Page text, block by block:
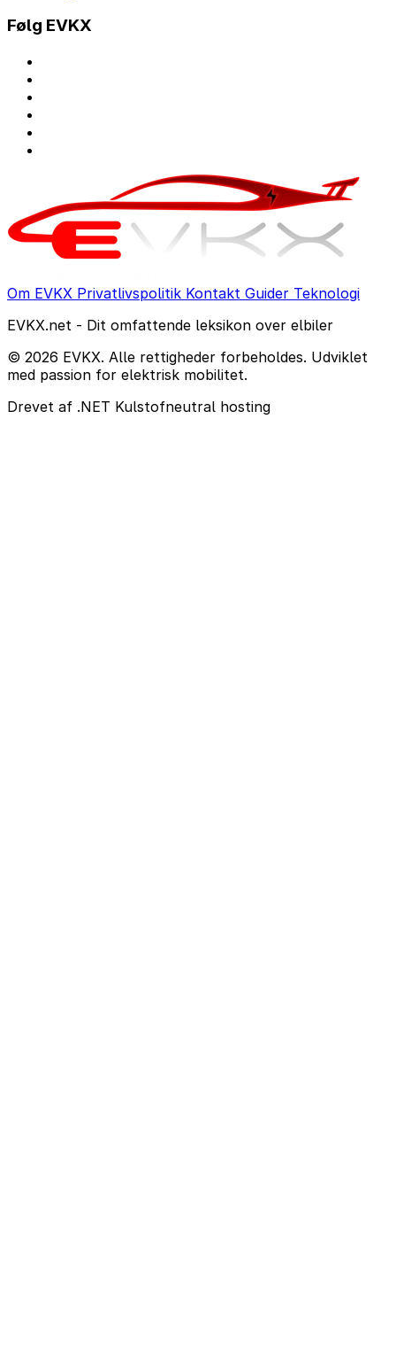
Følg EVKX
Om EVKX Privatlivspolitik Kontakt Guider Teknologi
EVKX.net - Dit omfattende leksikon over elbiler
© 2026 EVKX. Alle rettigheder forbeholdes. Udviklet
med passion for elektrisk mobilitet.
Drevet af .NET Kulstofneutral hosting